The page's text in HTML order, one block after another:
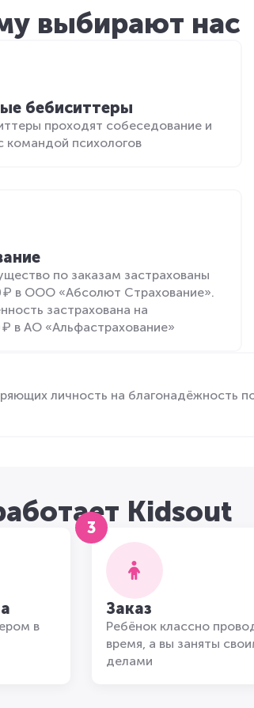
выбирают нас
бебиситтеры
проходят собеседование и
командой психологов
по заказам застрахованы
₽ в ООО «Абсолют Страхование».
застрахована на
₽ в АО «Альфастрахование»
личность на благонадёжность
Kidsout
в
3
Заказ
Ребёнок классно
время, а вы заняты
делами